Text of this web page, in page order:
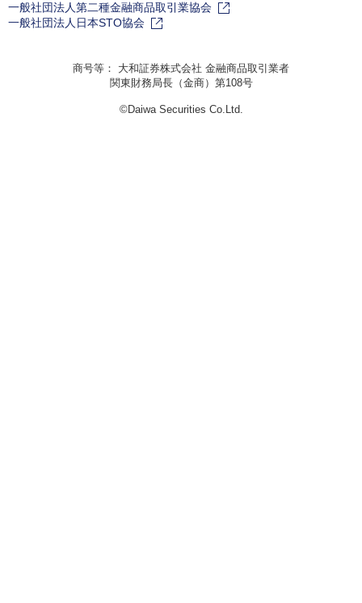
一般社団法人第二種金融商品取引業協会
一般社団法人日本STO協会
商号等： 大和証券株式会社 金融商品取引業者
関東財務局長（金商）第108号
©Daiwa Securities Co.Ltd.